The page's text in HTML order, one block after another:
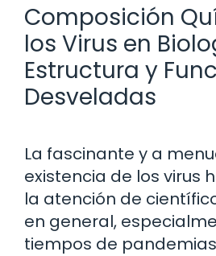
Composición
los Virus en
Estructura y
Desveladas
La fascinante y a
existencia de los virus
la atención de
en general,
tiempos de